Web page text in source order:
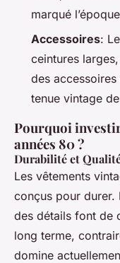
marqué
Accessoires:
ceintures
des
tenue vintage
Pourquoi
années 80 ?
Durabilité et
Les vêtements
conçus pour durer.
des détails font de
long terme,
domine